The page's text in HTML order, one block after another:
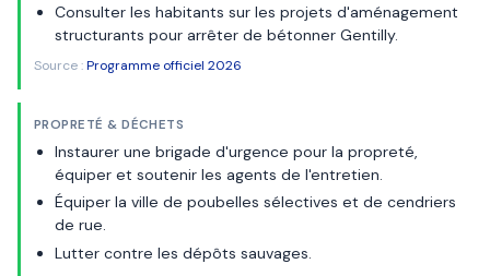
Consulter les habitants sur les projets d'aménagement
structurants pour arrêter de bétonner Gentilly.
Source :Programme officiel 2026
PROPRETÉ & DÉCHETS
Instaurer une brigade d'urgence pour la propreté,
équiper et soutenir les agents de l'entretien.
Équiper la ville de poubelles sélectives et de cendriers
de rue.
Lutter contre les dépôts sauvages.